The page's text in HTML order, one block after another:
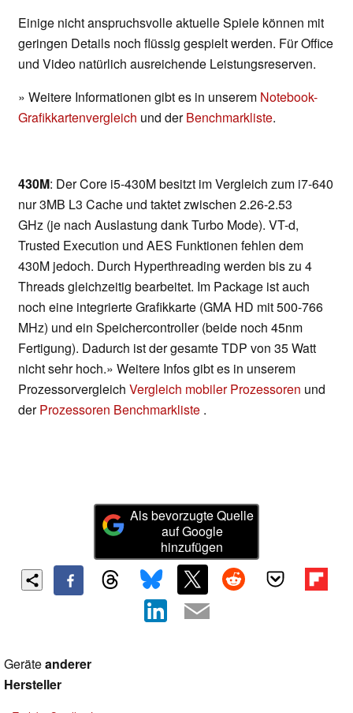
Einige nicht anspruchsvolle aktuelle Spiele können mit
geringen Details noch flüssig gespielt werden. Für Office
und Video natürlich ausreichende Leistungsreserven.
» Weitere Informationen gibt es in unserem Notebook-
Grafikkartenvergleich und derBenchmarkliste.
430M: Der Core i5-430M besitzt im Vergleich zum i7-640
nur 3MB L3 Cache und taktet zwischen 2.26-2.53
GHz (je nach Auslastung dank Turbo Mode). VT-d,
Trusted Execution und AES Funktionen fehlen dem
430M jedoch. Durch Hyperthreading werden bis zu 4
Threads gleichzeitig bearbeitet. Im Package ist auch
noch eine integrierte Grafikkarte (GMA HD mit 500-766
MHz) und ein Speichercontroller (beide noch 45nm
Fertigung). Dadurch ist der gesamte TDP von 35 Watt
nicht sehr hoch.» Weitere Infos gibt es in unserem
Prozessorvergleich Vergleich mobiler Prozessoren und
derProzessoren Benchmarkliste .
Als bevorzugte Quelle
auf Google
hinzufügen
Geräteanderer
Hersteller